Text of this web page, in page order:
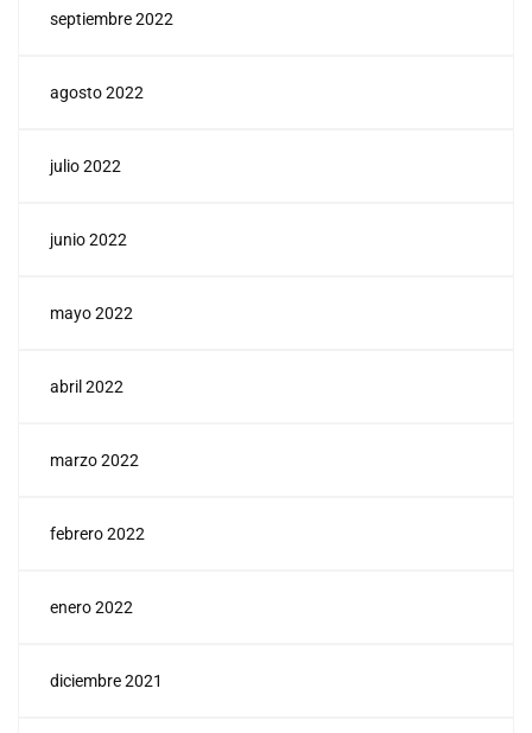
septiembre 2022
agosto 2022
julio 2022
junio 2022
mayo 2022
abril 2022
marzo 2022
febrero 2022
enero 2022
diciembre 2021